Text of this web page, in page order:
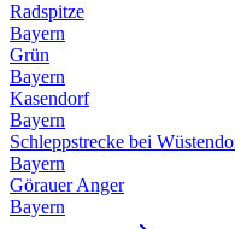
Radspitze
Bayern
Grün
Bayern
Kasendorf
Bayern
Schleppstrecke bei
Bayern
Görauer Anger
Bayern